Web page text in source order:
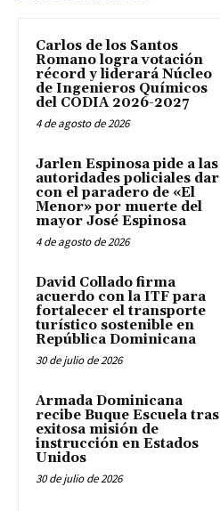
Carlos de los Santos
Romano logra votación
récord y liderará Núcleo
de Ingenieros Químicos
del CODIA 2026-2027
4 de agosto de 2026
Jarlen Espinosa pide a las
autoridades policiales dar
con el paradero de «El
Menor» por muerte del
mayor José Espinosa
4 de agosto de 2026
David Collado firma
acuerdo con la ITF para
fortalecer el transporte
turístico sostenible en
República Dominicana
30 de julio de 2026
Armada Dominicana
recibe Buque Escuela tras
exitosa misión de
instrucción en Estados
Unidos
30 de julio de 2026